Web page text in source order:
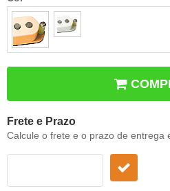
Frete e Prazo
Calcule o frete e o prazo de entrega